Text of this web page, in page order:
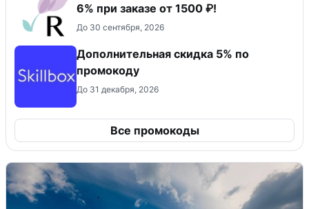
6% при заказе от 1500 ₽!
До 30 сентября, 2026
Дополнительная скидка 5% по
промокоду
До 31 декабря, 2026
Все промокоды